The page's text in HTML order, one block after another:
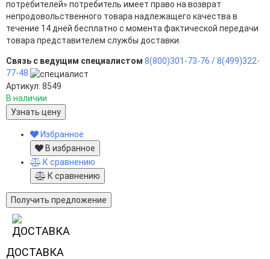
потребителей» потребитель имеет право на возврат
непродовольственного товара надлежащего качества в
течение 14 дней бесплатно с момента фактической передачи
товара представителем службы доставки.
Связь с ведущим специалистом 8(800)301-73-76 /8(499)322-
77-48
Артикул: 8549
В наличии
Узнать цену
Избранное
В избранное
К сравнению
К сравнению
Получить предложение
ДОСТАВКА